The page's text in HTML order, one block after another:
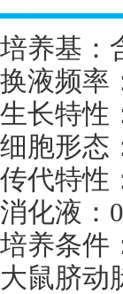
培养基：
换液频率
生长特性
细胞形态
传代特性
消化液：
培养条件
大鼠脐动